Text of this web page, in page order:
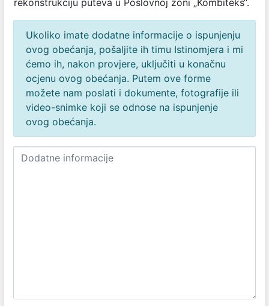
rekonstrukciju puteva u Poslovnoj zoni „Kombiteks“.
Ukoliko imate dodatne informacije o ispunjenju
ovog obećanja, pošaljite ih timu Istinomjera i mi
ćemo ih, nakon provjere, uključiti u konačnu
ocjenu ovog obećanja. Putem ove forme
možete nam poslati i dokumente, fotografije ili
video-snimke koji se odnose na ispunjenje
ovog obećanja.